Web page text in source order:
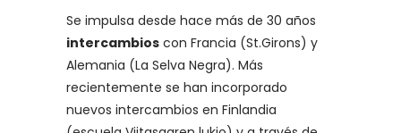
Se impulsa desde hace más de 30 años
intercambios con Francia (St.Girons) y
Alemania (La Selva Negra). Más
recientemente se han incorporado
nuevos intercambios en Finlandia